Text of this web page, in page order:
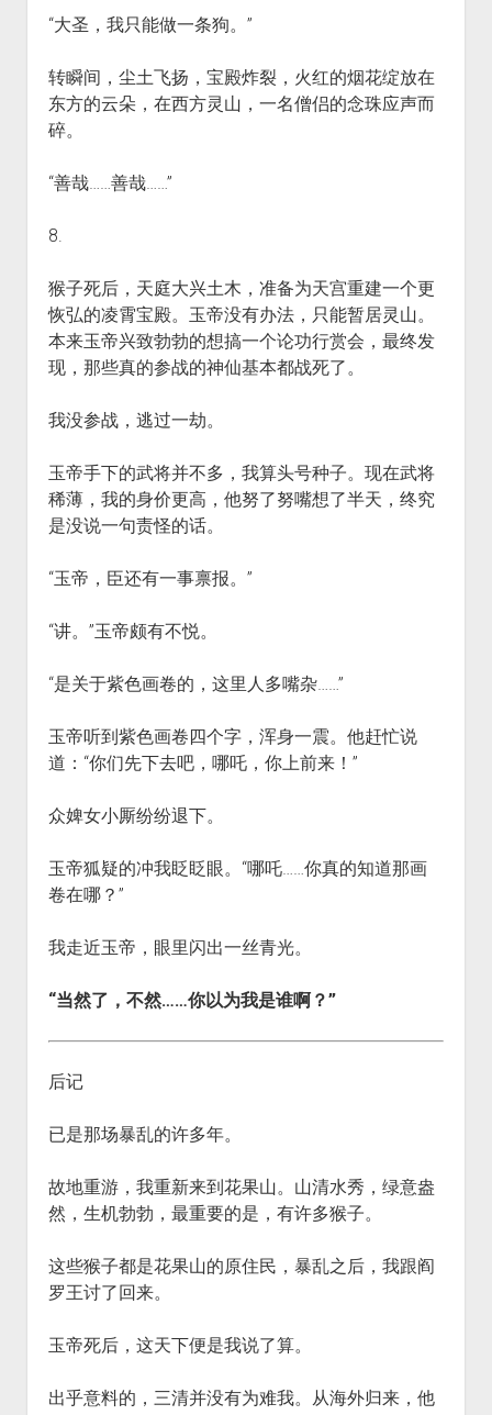
“大圣，我只能做一条狗。”
转瞬间，尘土飞扬，宝殿炸裂，火红的烟花绽放在
东方的云朵，在西方灵山，一名僧侣的念珠应声而
碎。
“善哉……善哉……”
8.
猴子死后，天庭大兴土木，准备为天宫重建一个更
恢弘的凌霄宝殿。玉帝没有办法，只能暂居灵山。
本来玉帝兴致勃勃的想搞一个论功行赏会，最终发
现，那些真的参战的神仙基本都战死了。
我没参战，逃过一劫。
玉帝手下的武将并不多，我算头号种子。现在武将
稀薄，我的身价更高，他努了努嘴想了半天，终究
是没说一句责怪的话。
“玉帝，臣还有一事禀报。”
“讲。”玉帝颇有不悦。
“是关于紫色画卷的，这里人多嘴杂……”
玉帝听到紫色画卷四个字，浑身一震。他赶忙说
道：“你们先下去吧，哪吒，你上前来！”
众婢女小厮纷纷退下。
玉帝狐疑的冲我眨眨眼。“哪吒……你真的知道那画
卷在哪？”
我走近玉帝，眼里闪出一丝青光。
“当然了，不然……你以为我是谁啊？”
后记
已是那场暴乱的许多年。
故地重游，我重新来到花果山。山清水秀，绿意盎
然，生机勃勃，最重要的是，有许多猴子。
这些猴子都是花果山的原住民，暴乱之后，我跟阎
罗王讨了回来。
玉帝死后，这天下便是我说了算。
出乎意料的，三清并没有为难我。从海外归来，他